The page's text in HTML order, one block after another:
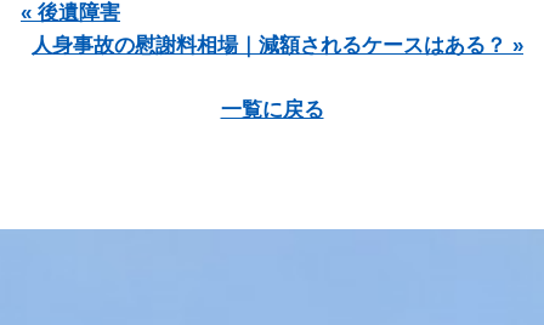
« 後遺障害
人身事故の慰謝料相場｜減額されるケースはある？ »
一覧に戻る